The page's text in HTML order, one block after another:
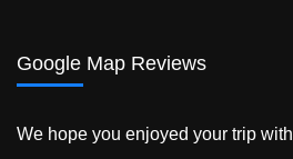
Google Map Reviews
We hope you enjoyed your trip with